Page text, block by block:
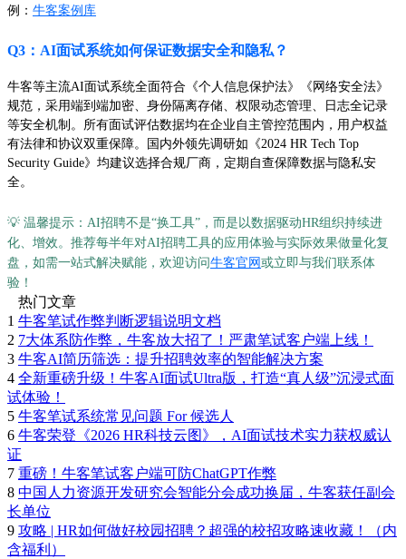
例： 牛客案例库
Q3：AI面试系统如何保证数据安全和隐私？
牛客等主流AI面试系统全面符合《个人信息保护法》《网络安全法》
规范，采用端到端加密、身份隔离存储、权限动态管理、日志全记录
等安全机制。所有面试评估数据均在企业自主管控范围内，用户权益
有法律和协议双重保障。国内外领先调研如《2024 HR Tech Top
Security Guide》均建议选择合规厂商，定期自查保障数据与隐私安
全。
💡 温馨提示：AI招聘不是“换工具”，而是以数据驱动HR组织持续进
化、增效。推荐每半年对AI招聘工具的应用体验与实际效果做量化复
盘，如需一站式解决赋能，欢迎访问牛客官网 或立即与我们联系体
验！
热门文章
1 牛客笔试作弊判断逻辑说明文档
2 7大体系防作弊，牛客放大招了！严肃笔试客户端上线！
3 牛客AI简历筛选：提升招聘效率的智能解决方案
4 全新重磅升级！牛客AI面试Ultra版，打造“真人级”沉浸式面
试体验！
5 牛客笔试系统常见问题 For 候选人
6 牛客荣登《2026 HR科技云图》，AI面试技术实力获权威认
证
7 重磅！牛客笔试客户端可防ChatGPT作弊
8 中国人力资源开发研究会智能分会成功换届，牛客获任副会
长单位
9 攻略 | HR如何做好校园招聘？超强的校招攻略速收藏！（内
含福利）